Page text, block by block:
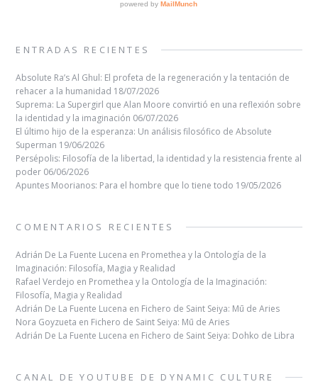
ENTRADAS RECIENTES
Absolute Ra’s Al Ghul: El profeta de la regeneración y la tentación de
rehacer a la humanidad 18/07/2026
Suprema: La Supergirl que Alan Moore convirtió en una reflexión sobre
la identidad y la imaginación 06/07/2026
El último hijo de la esperanza: Un análisis filosófico de Absolute
Superman 19/06/2026
Persépolis: Filosofía de la libertad, la identidad y la resistencia frente al
poder 06/06/2026
Apuntes Moorianos: Para el hombre que lo tiene todo 19/05/2026
COMENTARIOS RECIENTES
Adrián De La Fuente Lucena en Promethea y la Ontología de la
Imaginación: Filosofía, Magia y Realidad
Rafael Verdejo en Promethea y la Ontología de la Imaginación:
Filosofía, Magia y Realidad
Adrián De La Fuente Lucena en Fichero de Saint Seiya: Mū de Aries
Nora Goyzueta en Fichero de Saint Seiya: Mū de Aries
Adrián De La Fuente Lucena en Fichero de Saint Seiya: Dohko de Libra
CANAL DE YOUTUBE DE DYNAMIC CULTURE